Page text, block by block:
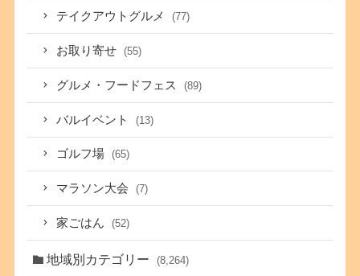
テイクアウトグルメ (77)
お取り寄せ (55)
グルメ・フードフェス (89)
バルイベント (13)
ゴルフ場 (65)
マラソン大会 (7)
家ごはん (52)
地域別カテゴリー (8,264)